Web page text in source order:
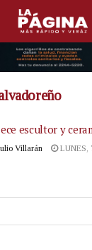
escultor y
Villarán LUNES,